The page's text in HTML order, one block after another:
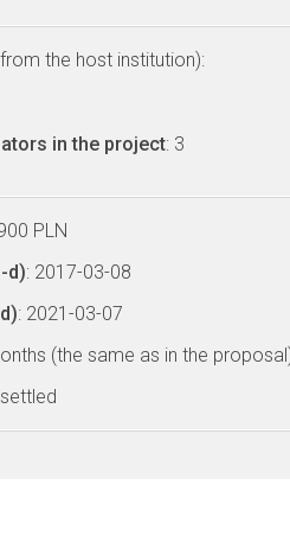
the host institution):
in the project: 3
PLN
d): 2017-03-08
: 2021-03-07
(the same as in the